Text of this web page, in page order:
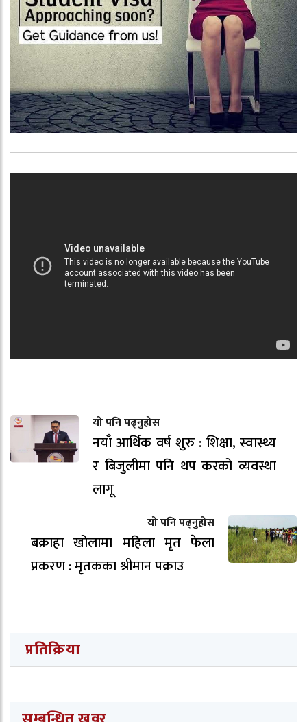
यो पनि पढ्नुहोस
नयाँ आर्थिक वर्ष शुरु : शिक्षा, स्वास्थ्य
र बिजुलीमा पनि थप करको व्यवस्था
लागू
यो पनि पढ्नुहोस
बक्राहा खोलामा महिला मृत फेला
प्रकरण : मृतकका श्रीमान पक्राउ
प्रतिक्रिया